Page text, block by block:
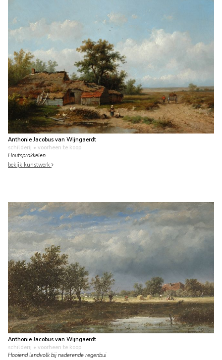
Anthonie Jacobus van Wijngaerdt
schilderij • voorheen te koop
Houtsprokkelen
bekijk kunstwerk
Anthonie Jacobus van Wijngaerdt
schilderij • voorheen te koop
Hooiend landvolk bij naderende regenbui